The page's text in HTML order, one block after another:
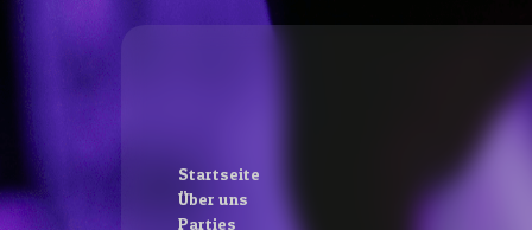
Startseite
Über uns
Parties